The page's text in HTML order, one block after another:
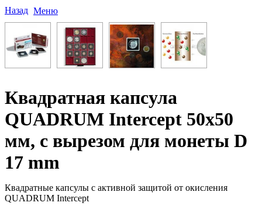
Назад Меню
Квадратная капсула
QUADRUM Intercept 50х50
мм, с вырезом для монеты D
17 mm
Квадратные капсулы с активной защитой от окисления
QUADRUM Intercept